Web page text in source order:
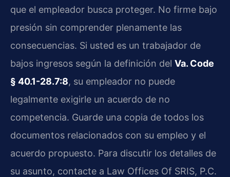
que el empleador busca proteger. No firme bajo
presión sin comprender plenamente las
consecuencias. Si usted es un trabajador de
bajos ingresos según la definición del Va. Code
§ 40.1-28.7:8, su empleador no puede
legalmente exigirle un acuerdo de no
competencia. Guarde una copia de todos los
documentos relacionados con su empleo y el
acuerdo propuesto. Para discutir los detalles de
su asunto, contacte a Law Offices Of SRIS, P.C.